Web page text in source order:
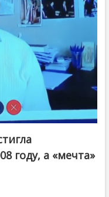
году, а «мечта»